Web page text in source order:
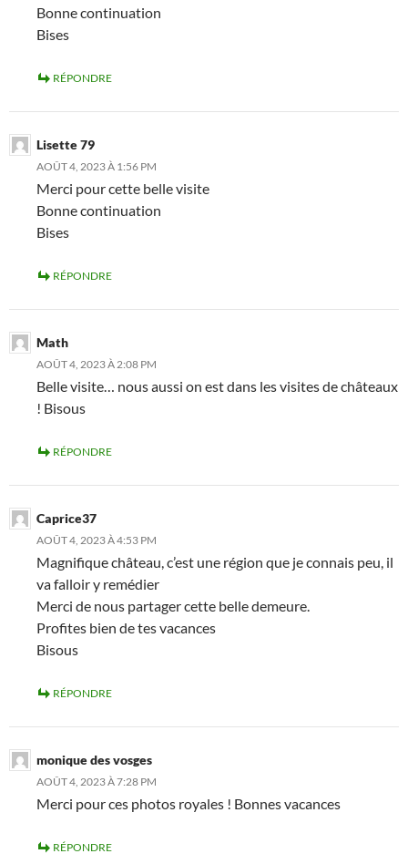
Bonne continuation
Bises
RÉPONDRE
Lisette 79
AOÛT 4, 2023 À 1:56 PM
Merci pour cette belle visite
Bonne continuation
Bises
RÉPONDRE
Math
AOÛT 4, 2023 À 2:08 PM
Belle visite… nous aussi on est dans les visites de châteaux
! Bisous
RÉPONDRE
Caprice37
AOÛT 4, 2023 À 4:53 PM
Magnifique château, c’est une région que je connais peu, il
va falloir y remédier
Merci de nous partager cette belle demeure.
Profites bien de tes vacances
Bisous
RÉPONDRE
monique des vosges
AOÛT 4, 2023 À 7:28 PM
Merci pour ces photos royales ! Bonnes vacances
RÉPONDRE